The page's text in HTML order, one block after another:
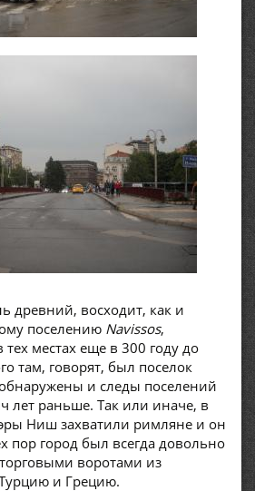
древний, восходит, как и
поселению Navissos,
местах еще в 300 году до
там, говорят, был поселок
и следы поселений
лет раньше. Так или иначе, в
Ниш захватили римляне и он
пор город был всегда довольно
воротами из
и Грецию.